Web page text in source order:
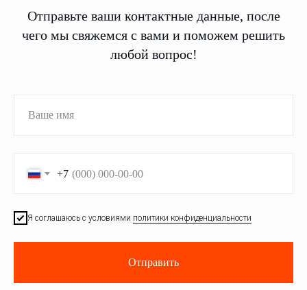
Отправьте ваши контактные данные, после
чего мы свяжемся с вами и поможем решить
любой вопрос!
+7
Я соглашаюсь с условиями политики конфиденциальности
Отправить